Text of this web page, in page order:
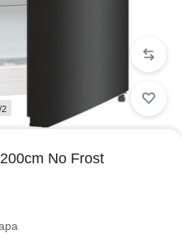
2
No Frost